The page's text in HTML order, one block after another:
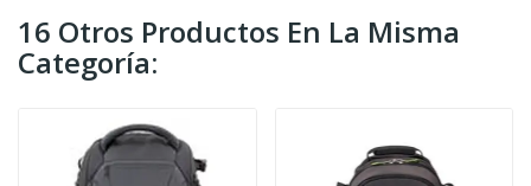
16 Otros Productos En La Misma
Categoría: